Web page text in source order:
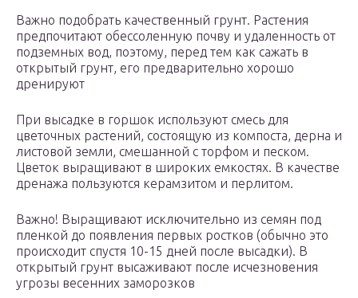
Важно подобрать качественный грунт. Растения
предпочитают обессоленную почву и удаленность от
подземных вод, поэтому, перед тем как сажать в
открытый грунт, его предварительно хорошо
дренируют
При высадке в горшок используют смесь для
цветочных растений, состоящую из компоста, дерна и
листовой земли, смешанной с торфом и песком.
Цветок выращивают в широких емкостях. В качестве
дренажа пользуются керамзитом и перлитом.
Важно! Выращивают исключительно из семян под
пленкой до появления первых ростков (обычно это
происходит спустя 10-15 дней после высадки). В
открытый грунт высаживают после исчезновения
угрозы весенних заморозков